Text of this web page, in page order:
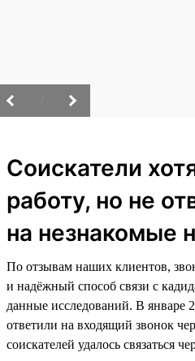
Соискатели
работу, но не
на незнакомые
По отзывам наших клиентов,
и надёжный способ связи с
данные исследований. В январе
ответили на входящий звонок
соискателей удалось связаться